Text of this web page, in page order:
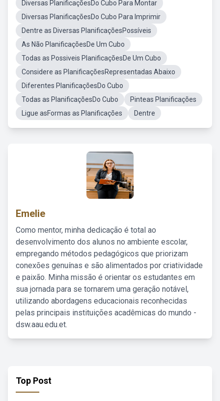
Diversas PlanificaçõesDo Cubo Para Montar
Diversas PlanificaçõesDo Cubo Para Imprimir
Dentre as Diversas PlanificaçõesPossíveis
As Não PlanificaçõesDe Um Cubo
Todas as Possiveis PlanificaçõesDe Um Cubo
Considere as PlanificaçõesRepresentadas Abaixo
Diferentes PlanificaçõesDo Cubo
Todas as PlanificaçõesDo Cubo
Pinteas Planificações
Ligue asFormas as Planificações
Dentre
Emelie
Como mentor, minha dedicação é total ao
desenvolvimento dos alunos no ambiente escolar,
empregando métodos pedagógicos que priorizam
conexões genuínas e são alimentados por criatividade
e paixão. Minha missão é orientar os estudantes em
sua jornada para se tornarem uma geração notável,
utilizando abordagens educacionais reconhecidas
pelas principais instituições acadêmicas do mundo -
dsw.aau.edu.et.
Top Post